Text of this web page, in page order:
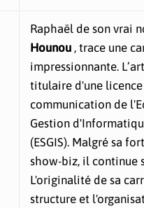
Raphaël de son vrai
Hounou , trace une
impressionnante.
titulaire d'une
communication de
Gestion
(ESGIS). Malgré sa
show-biz, il continue
L'originalité de sa
structure et